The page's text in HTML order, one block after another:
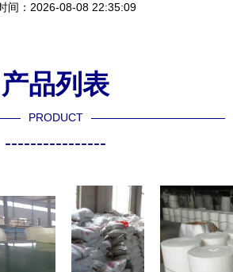
间：2026-08-08 22:35:09
产品列表
PRODUCT
----------------